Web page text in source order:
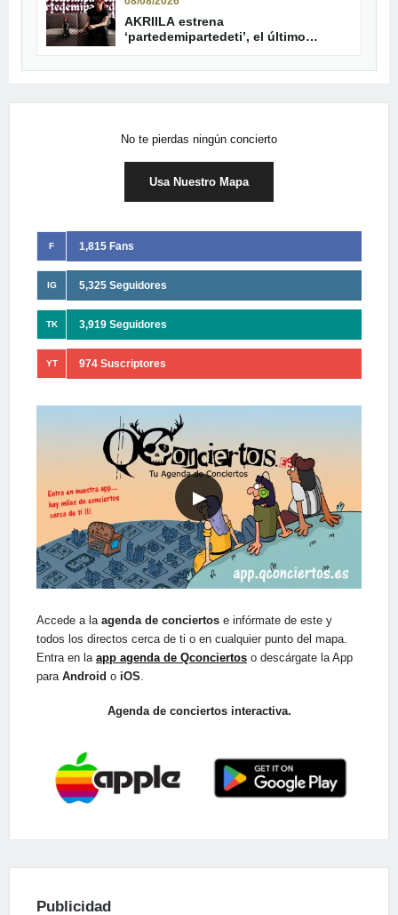
AKRIILA estrena
‘partedemipartedeti’, el último
No te pierdas ningún concierto
Usa Nuestro Mapa
F 1,815 Fans
IG 5,325 Seguidores
TK 3,919 Seguidores
YT 974 Suscriptores
▶
Accede a la agenda de conciertos e infórmate de este y
todos los directos cerca de ti o en cualquier punto del mapa.
Entra en la app agenda de Qconciertos o descárgate la App
para Android o iOS.
Agenda de conciertos interactiva.
Publicidad